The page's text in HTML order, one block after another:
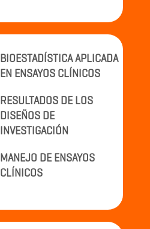
BIOESTADÍSTICA APLICADA
EN ENSAYOS CLÍNICOS
RESULTADOS DE LOS
DISEÑOS DE
INVESTIGACIÓN
MANEJO DE ENSAYOS
CLÍNICOS